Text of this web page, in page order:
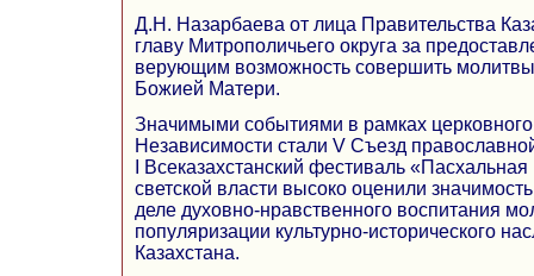
Д.Н. Назарбаева от лица Правительства
главу Митрополичьего округа за
верующим возможность совершить
Божией Матери.
Значимыми событиями в рамках
Независимости стали V Съезд
I Всеказахстанский фестиваль
светской власти высоко оценили
деле духовно-нравственного воспитания
популяризации культурно-исторического
Казахстана.